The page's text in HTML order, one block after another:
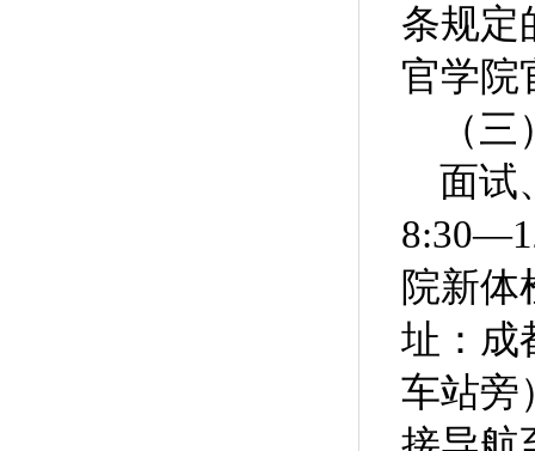
条规定
官学院
（
面试
院新体
址：成
车站旁